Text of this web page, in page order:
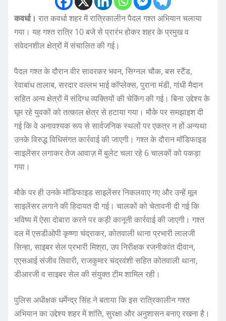
कवर्धा। रात कवर्धा शहर में रात्रिकालीन पैदल गश्त अभियान चलाया
गया। यह गश्त रात्रि 10 बजे से प्रारंभ होकर शहर के प्रमुख व
संवेदनशील क्षेत्रों में संचालित की गई।
पैदल गश्त के दौरान वीर सावरकर भवन, सिग्नल चौक, बस स्टैंड,
रेवाबांध तालाब, सरदार वल्लभ भाई कॉप्लेक्स, पुराना मंडी, गांधी मैदान
सहित अन्य क्षेत्रों में संदिग्ध व्यक्तियों की चेकिंग की गई। बिना उद्देश्य के
घूम रहे युवकों को तत्काल क्षेत्र से हटाया गया। मौके पर समझाइश दी
गई कि वे अनावश्यक रूप से सार्वजनिक स्थलों पर एकत्र न हों अन्यथा
उनके विरुद्ध विधिसंगत कार्रवाई की जाएगी। गश्त के दौरान मॉडिफाइड
साइलेंसर लगाकर तेज आवाज़ में बुलेट चला रहे 6 चालकों को पकड़ा
गया।
मौके पर ही उनके मॉडिफाइड साइलेंसर निकलवाए गए और उन्हें मूल
साइलेंसर लगाने की हिदायत दी गई। चालकों को चेतावनी दी गई कि
भविष्य में ऐसा दोबारा करने पर कड़ी कानूनी कार्रवाई की जाएगी। गश्त
दल में एसडीओपी कृष्णा चंद्राकर, कोतवाली थाना प्रभारी लालजी
सिन्हा, साइबर सेल प्रभारी मिश्रा, उप निरीक्षक रजनीकांत दीवान,
एएसआई संजीव तिवारी, राजकुमार चंद्रवंशी सहित कोतवाली थाना,
डीआरजी व साइबर सेल की संयुक्त टीम शामिल रही।
पुलिस अधीक्षक धर्मेन्द्र सिंह ने बताया कि इस रात्रिकालीन गश्त
अभियान का उद्देश्य शहर में शांति, सुरक्षा और अनुशासन बनाए रखना है।